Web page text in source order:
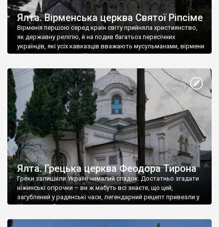
Ялта. Вірменська церква Святої Ріпсіме
Вірменія першою серед країн світу прийняла християнство,
як державну релігію, й на подив багатьох пересічних
українців, які усіх кавказців вважають мусульманами, вірмени
є відданими вірянами Христа
Ялта. Грецька церква Феодора Тирона
Греки залишили Україні чималий спадок. Достатньо згадати
ніжинські огірочки – ви ж мабуть всі знаєте, що цей,
загублений у радянські часи, легендарний рецепт привезли у
Ніжин греки?